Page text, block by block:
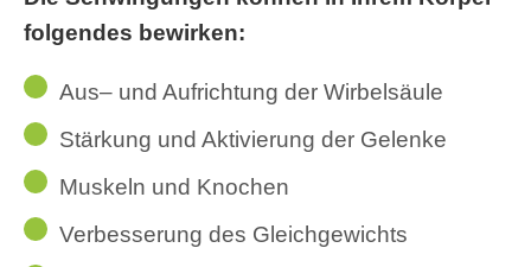
folgendes bewirken:
Aus– und Aufrichtung der Wirbelsäule
Stärkung und Aktivierung der Gelenke
Muskeln und Knochen
Verbesserung des Gleichgewichts